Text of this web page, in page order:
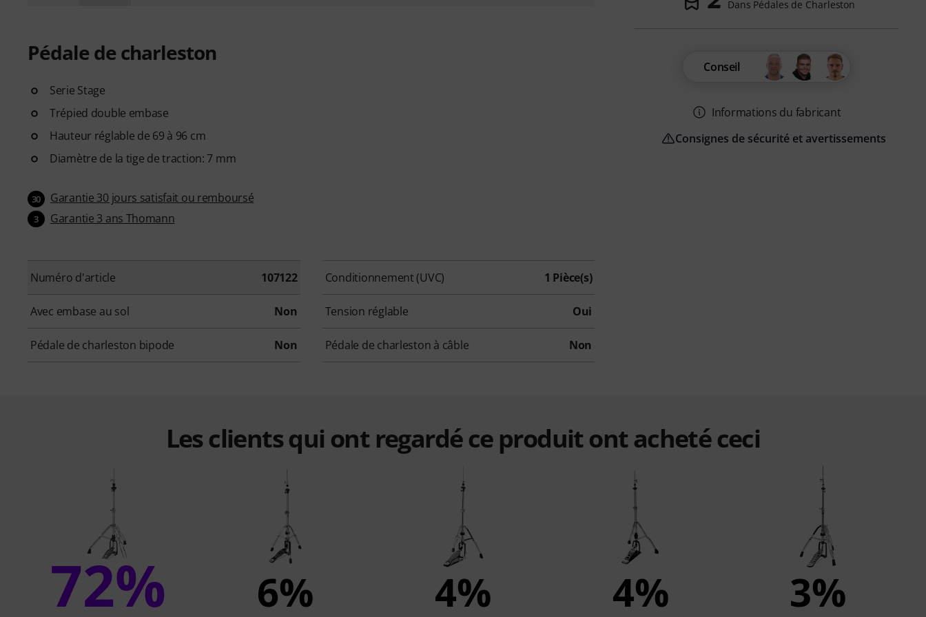
Pédale de charleston
Serie Stage
Trépied double embase
Hauteur réglable de 69 à 96 cm
Diamètre de la tige de traction: 7 mm
30 Garantie 30 jours satisfait ou remboursé
3 Garantie 3 ans Thomann
Numéro d'article 107122 Conditionnement (UVC) 1 Pièce(s)
Avec embase au sol Non Tension réglable Oui
Pédale de charleston bipode Non Pédale de charleston à câble Non
Dans Pédales de Charleston
Conseil
Informations du fabricant
Consignes de sécurité et avertissements
Les clients qui ont regardé ce produit ont acheté ceci
72% 6% 4% 4% 3%